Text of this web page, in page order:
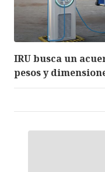
IRU busca un
pesos y